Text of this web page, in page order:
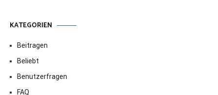
KATEGORIEN
Beitragen
Beliebt
Benutzerfragen
FAQ